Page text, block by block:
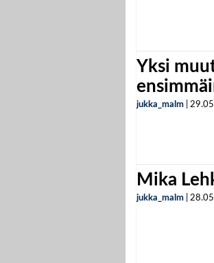
Yksi
jukka_malm
Mika
jukka_malm